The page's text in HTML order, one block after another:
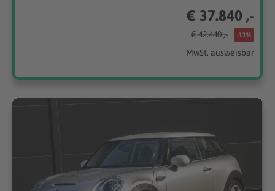
€ 37.840 ,-
€ 42.440 ,- -11%
MwSt. ausweisbar